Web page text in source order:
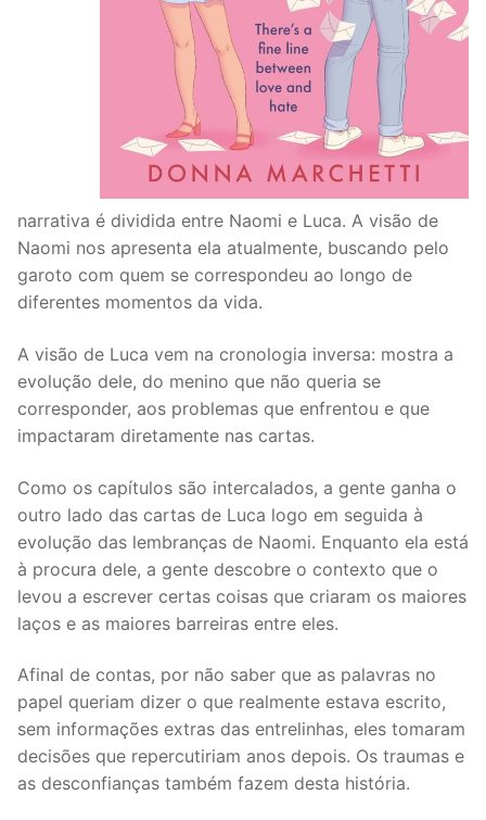
narrativa é dividida entre Naomi e Luca. A visão de
Naomi nos apresenta ela atualmente, buscando pelo
garoto com quem se correspondeu ao longo de
diferentes momentos da vida.
A visão de Luca vem na cronologia inversa: mostra a
evolução dele, do menino que não queria se
corresponder, aos problemas que enfrentou e que
impactaram diretamente nas cartas.
Como os capítulos são intercalados, a gente ganha o
outro lado das cartas de Luca logo em seguida à
evolução das lembranças de Naomi. Enquanto ela está
à procura dele, a gente descobre o contexto que o
levou a escrever certas coisas que criaram os maiores
laços e as maiores barreiras entre eles.
Afinal de contas, por não saber que as palavras no
papel queriam dizer o que realmente estava escrito,
sem informações extras das entrelinhas, eles tomaram
decisões que repercutiriam anos depois. Os traumas e
as desconfianças também fazem desta história.